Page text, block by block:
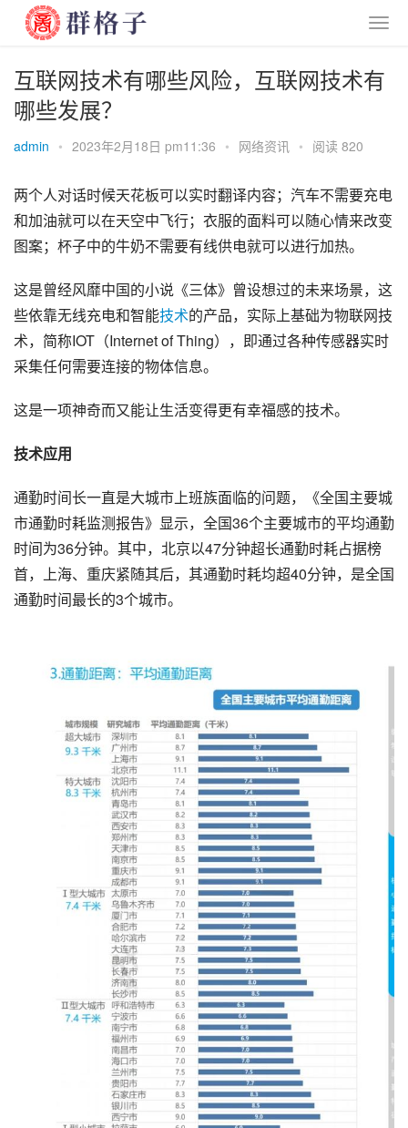
互联网技术有哪些风险，互联网技术有
哪些发展？
admin • 2023年2月18日 pm11:36 • 网络资讯 • 阅读 820
两个人对话时候天花板可以实时翻译内容；汽车不需要充电
和加油就可以在天空中飞行；衣服的面料可以随心情来改变
图案；杯子中的牛奶不需要有线供电就可以进行加热。
这是曾经风靡中国的小说《三体》曾设想过的未来场景，这
些依靠无线充电和智能技术的产品，实际上基础为物联网技
术，简称IOT（Internet of Thing），即通过各种传感器实时
采集任何需要连接的物体信息。
这是一项神奇而又能让生活变得更有幸福感的技术。
技术应用
通勤时间长一直是大城市上班族面临的问题，《全国主要城
市通勤时耗监测报告》显示，全国36个主要城市的平均通勤
时间为36分钟。其中，北京以47分钟超长通勤时耗占据榜
首，上海、重庆紧随其后，其通勤时耗均超40分钟，是全国
通勤时间最长的3个城市。